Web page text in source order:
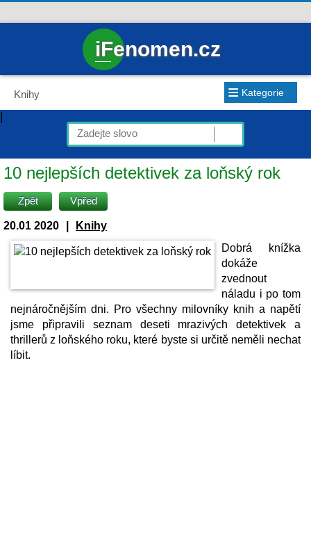
iFenomen.cz
Knihy ≡ Kategorie
|
10 nejlepších detektivek za loňský rok
Zpět Vpřed
20.01 2020
Knihy
Dobrá knížka
dokáže
zvednout
náladu i po tom
nejnáročnějším dni. Pro všechny milovníky knih a napětí
jsme připravili seznam deseti mrazivých detektivek a
thrillerů z loňského roku, které byste si určitě neměli nechat
líbit.